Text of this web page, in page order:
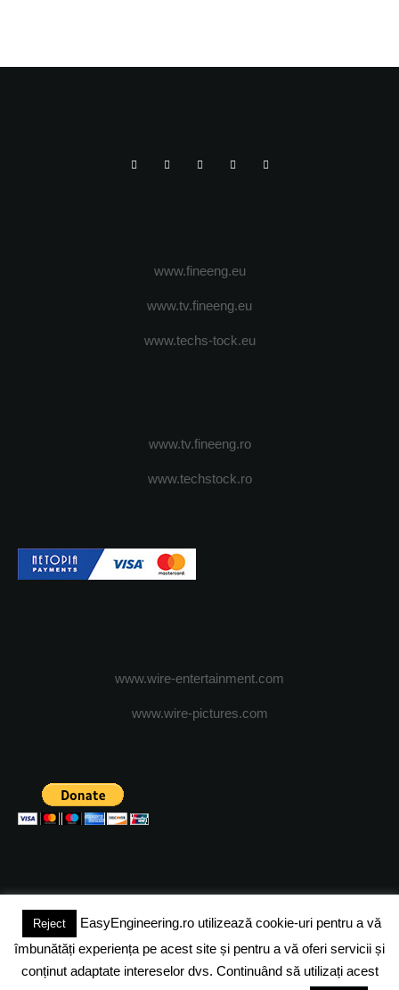
www.fineeng.eu
www.tv.fineeng.eu
www.techs-tock.eu
www.tv.fineeng.ro
www.techstock.ro
www.wire-entertainment.com
www.wire-pictures.com
(c) 2024 - FineEngineeringMagazine. All rights reserved.
DESPRE NOI ADVERTISING JOBS DESPRE COOKIES
Reject
EasyEngineering.ro utilizează cookie-uri pentru a vă
îmbunătăți experiența pe acest site și pentru a vă oferi servicii și
conținut adaptate intereselor dvs. Continuând să utilizați acest